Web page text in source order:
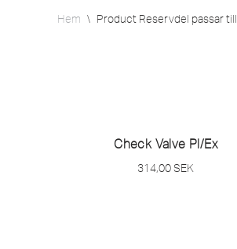
Hem \ Product Reservdel passar till
Check Valve Pl/Ex
314,00SEK